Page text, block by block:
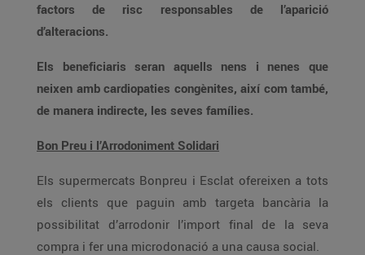
factors de risc responsables de l’aparició
d’alteracions.
Els beneficiaris seran aquells nens i nenes que
neixen amb cardiopaties congènites, així com també,
de manera indirecte, les seves famílies.
Bon Preu i l’Arrodoniment Solidari
Els supermercats Bonpreu i Esclat ofereixen a tots
els clients que paguin amb targeta bancària la
possibilitat d’arrodonir l’import final de la seva
compra i fer una microdonació a una causa social.